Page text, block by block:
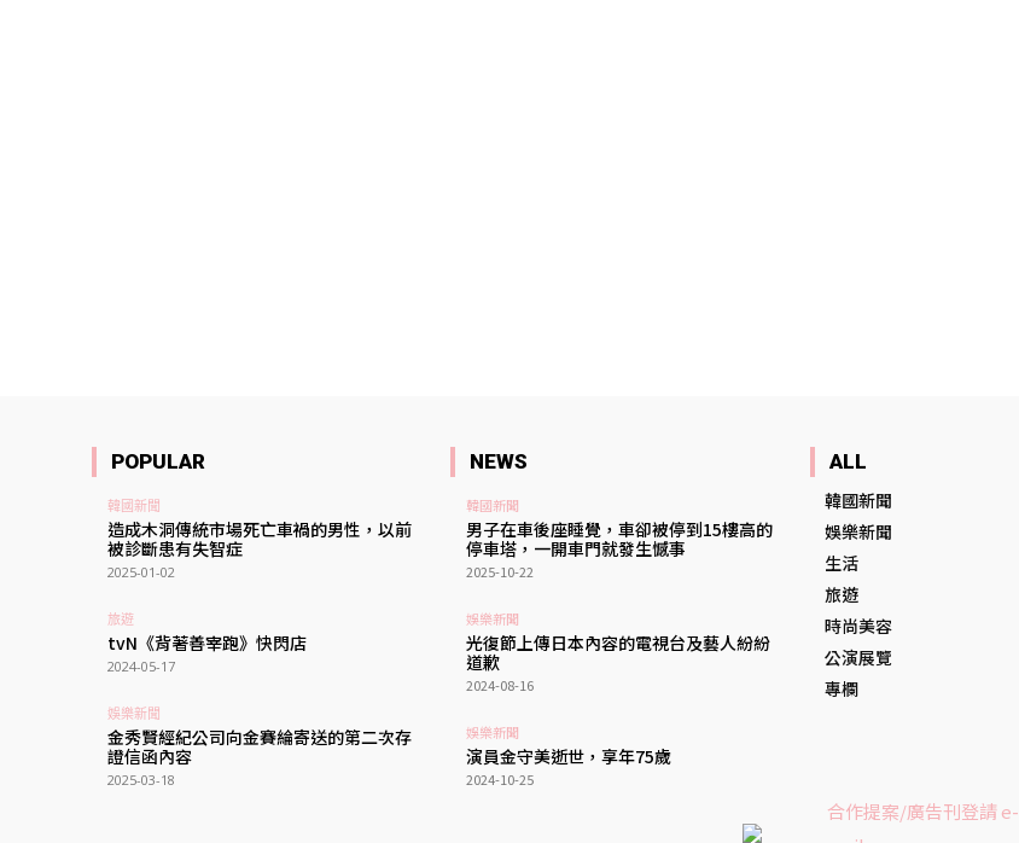
POPULAR
韓國新聞
造成木洞傳統市場死亡車禍的男性，以前
被診斷患有失智症
2025-01-02
旅遊
tvN《背著善宰跑》快閃店
2024-05-17
娛樂新聞
金秀賢經紀公司向金賽綸寄送的第二次存
證信函內容
2025-03-18
NEWS
韓國新聞
男子在車後座睡覺，車卻被停到15樓高的
停車塔，一開車門就發生憾事
2025-10-22
娛樂新聞
光復節上傳日本內容的電視台及藝人紛紛
道歉
2024-08-16
娛樂新聞
演員金守美逝世，享年75歲
2024-10-25
ALL
韓國新聞
娛樂新聞
生活
旅遊
時尚美容
公演展覽
專欄
合作提案/廣告刊登請 e-